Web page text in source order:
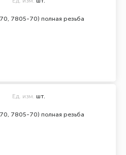
7805-70) полная резьба
7805-70) полная резьба
Ед. изм. шт.